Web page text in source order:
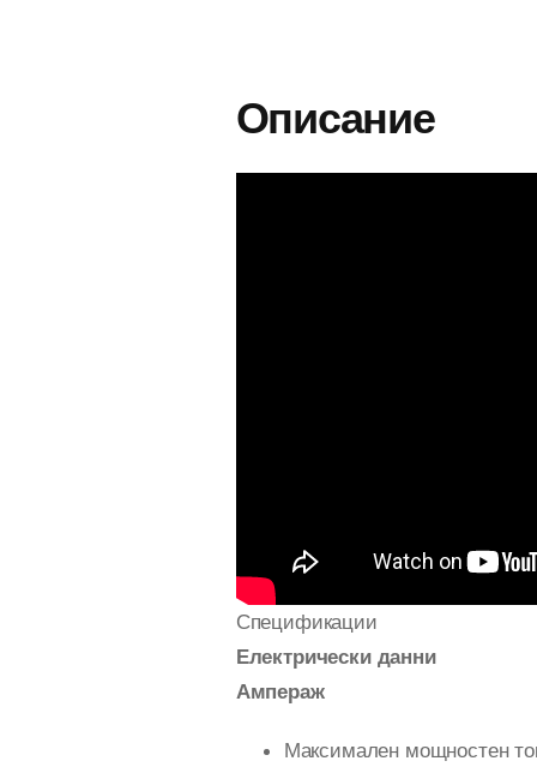
Описание
Спецификации
Електрически данни
Ампераж
Максимален мощностен